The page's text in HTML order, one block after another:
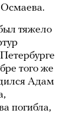
тяжело
того же
Адам
погибла,